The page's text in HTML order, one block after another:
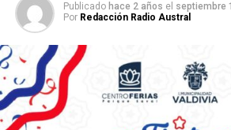
Publicado hace 2 años el septiembre
Por Redacción Radio Austral